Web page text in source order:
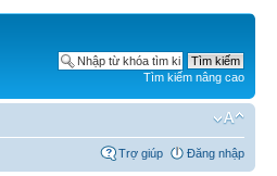
Tìm kiếm nâng cao
Trợ giúp Đăng nhập